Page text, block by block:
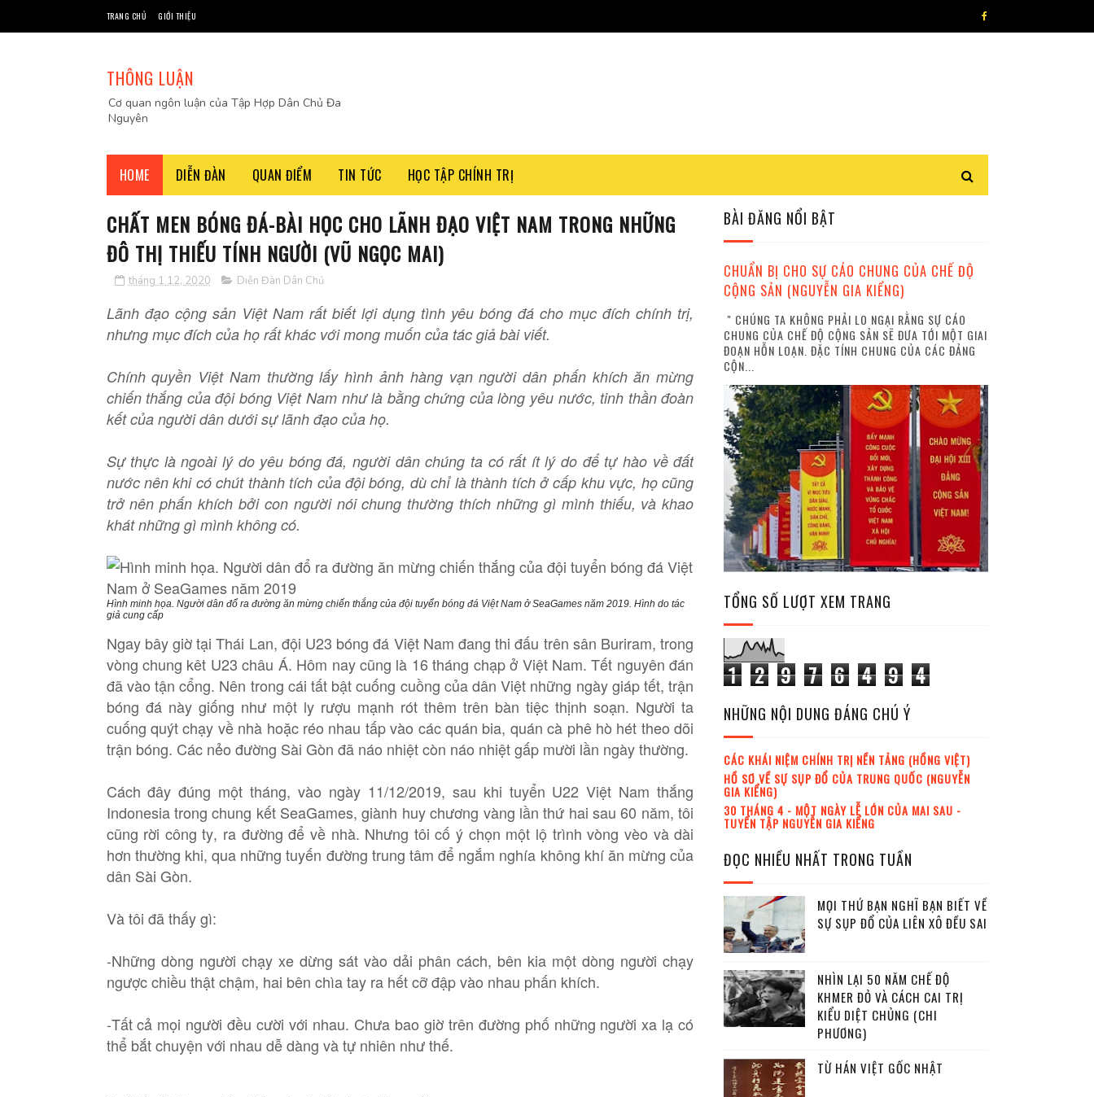
TRANG CHỦ GIỚI THIỆU
THÔNG LUẬN
Cơ quan ngôn luận của Tập Hợp Dân Chủ Đa
Nguyên
HOME DIỄN ĐÀN QUAN ĐIỂM TIN TỨC HỌC TẬP CHÍNH TRỊ
CHẤT MEN BÓNG ĐÁ-BÀI HỌC CHO LÃNH ĐẠO VIỆT NAM TRONG NHỮNG
ĐÔ THỊ THIẾU TÍNH NGƯỜI (VŨ NGỌC MAI)
tháng 1 12, 2020 Diễn Đàn Dân Chủ
Lãnh đạo cộng sản Việt Nam rất biết lợi dụng tình yêu bóng đá cho mục đích chính trị,
nhưng mục đích của họ rất khác với mong muốn của tác giả bài viết.
Chính quyền Việt Nam thường lấy hình ảnh hàng vạn người dân phấn khích ăn mừng
chiến thắng của đội bóng Việt Nam như là bằng chứng của lòng yêu nước, tinh thần đoàn
kết của người dân dưới sự lãnh đạo của họ.
Sự thực là ngoài lý do yêu bóng đá, người dân chúng ta có rất ít lý do để tự hào về đất
nước nên khi có chút thành tích của đội bóng, dù chỉ là thành tích ở cấp khu vực, họ cũng
trở nên phấn khích bởi con người nói chung thường thích những gì mình thiếu, và khao
khát những gì mình không có.
Hình minh họa. Người dân đổ ra đường ăn mừng chiến thắng của đội tuyển bóng đá Việt Nam ở SeaGames năm 2019. Hình do tác
giả cung cấp
Ngay bây giờ tại Thái Lan, đội U23 bóng đá Việt Nam đang thi đấu trên sân Buriram, trong
vòng chung kêt U23 châu Á. Hôm nay cũng là 16 tháng chạp ở Việt Nam. Tết nguyên đán
đã vào tận cổng. Nên trong cái tất bật cuống cuồng của dân Việt những ngày giáp tết, trận
bóng đá này giống như một ly rượu mạnh rót thêm trên bàn tiệc thịnh soạn. Người ta
cuống quýt chạy về nhà hoặc réo nhau tấp vào các quán bia, quán cà phê hò hét theo dõi
trận bóng. Các nẻo đường Sài Gòn đã náo nhiệt còn náo nhiệt gấp mười lần ngày thường.
Cách đây đúng một tháng, vào ngày 11/12/2019, sau khi tuyển U22 Việt Nam thắng
Indonesia trong chung kết SeaGames, giành huy chương vàng lần thứ hai sau 60 năm, tôi
cũng rời công ty, ra đường để về nhà. Nhưng tôi cố ý chọn một lộ trình vòng vèo và dài
hơn thường khi, qua những tuyến đường trung tâm để ngắm nghía không khí ăn mừng của
dân Sài Gòn.
Và tôi đã thấy gì:
-Những dòng người chạy xe dừng sát vào dải phân cách, bên kia một dòng người chạy
ngược chiều thật chậm, hai bên chìa tay ra hết cỡ đập vào nhau phấn khích.
-Tất cả mọi người đều cười với nhau. Chưa bao giờ trên đường phố những người xa lạ có
thể bắt chuyện với nhau dễ dàng và tự nhiên như thế.
BÀI ĐĂNG NỔI BẬT
CHUẨN BỊ CHO SỰ CÁO CHUNG CỦA CHẾ ĐỘ
CỘNG SẢN (NGUYỄN GIA KIỂNG)
" CHÚNG TA KHÔNG PHẢI LO NGẠI RẰNG SỰ CÁO
CHUNG CỦA CHẾ ĐỘ CỘNG SẢN SẼ ĐƯA TỚI MỘT GIAI
ĐOẠN HỖN LOẠN. ĐẶC TÍNH CHUNG CỦA CÁC ĐẢNG
CỘN...
TỔNG SỐ LƯỢT XEM TRANG
1 2 9 7 6 4 9 4
NHỮNG NỘI DUNG ĐÁNG CHÚ Ý
CÁC KHÁI NIỆM CHÍNH TRỊ NỀN TẢNG (HỒNG VIỆT)
HỒ SƠ VỀ SỰ SỤP ĐỔ CỦA TRUNG QUỐC (NGUYỄN
GIA KIỂNG)
30 THÁNG 4 - MỘT NGÀY LỄ LỚN CỦA MAI SAU -
TUYỂN TẬP NGUYỄN GIA KIỂNG
ĐỌC NHIỀU NHẤT TRONG TUẦN
MỌI THỨ BẠN NGHĨ BẠN BIẾT VỀ
SỰ SỤP ĐỔ CỦA LIÊN XÔ ĐỀU SAI
NHÌN LẠI 50 NĂM CHẾ ĐỘ
KHMER ĐỎ VÀ CÁCH CAI TRỊ
KIỂU DIỆT CHỦNG (CHI
PHƯƠNG)
TỪ HÁN VIỆT GỐC NHẬT